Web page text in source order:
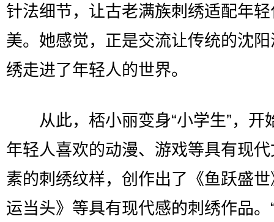
针法细节，让古老满族刺绣适配年
美。她感觉，正是交流让传统的沈
绣走进了年轻人的世界。
从此，桮小丽变身“小学生”，开
年轻人喜欢的动漫、游戏等具有现
素的刺绣纹样，创作出了《鱼跃盛
运当头》等具有现代感的刺绣作品。